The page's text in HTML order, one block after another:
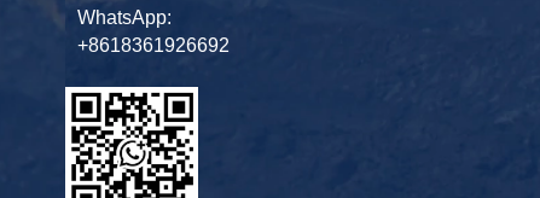
WhatsApp:
+8618361926692